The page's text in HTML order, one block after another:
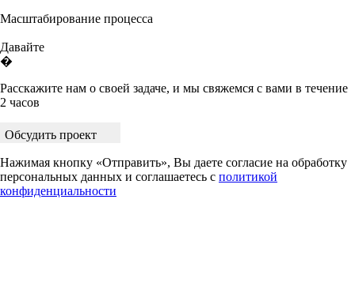
Масштабирование процесса
Давайте
�
Расскажите нам о своей задаче, и мы свяжемся с вами в течение
2 часов
Обсудить проект
Нажимая кнопку «Отправить», Вы даете согласие на обработку
персональных данных и соглашаетесь с политикой
конфиденциальности